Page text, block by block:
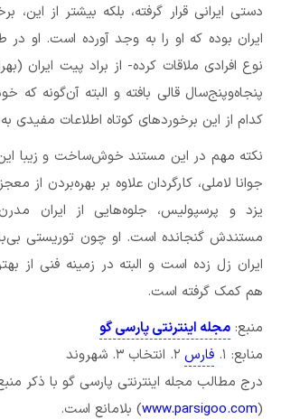
دستی ایرانی قرار گرفته، بلکه بیشتر از این،
ایران بوده که او را به وجد آورده است. او
نوع افرادی ملاقات کرده- از براد پیت ایران
پنجاه‌وپنج‌سال قالی بافته و البته آن‌گونه
کدام از این برخوردهای کوتاه اطلاعات مفیدی
نکته مهم در این مستند خوش‌ساخت و زیبا
جوانا لاملی، کارگردان علاوه بر بهره‌بردن از
یزد و پرسپولیس، جلوه‌هایی از ایران
مستندش گنجانده است. او چون توریستی
ایران زل زده است و البته در زمینه فنی از
هم کمک گرفته است.
منبع: مجله اینترنتی پارسی گو
منابع: ۱.
فارس
درج مطالب مجله اینترنتی پارسی گو با ذکر
(
www.parsigoo.com) بلامانع است.